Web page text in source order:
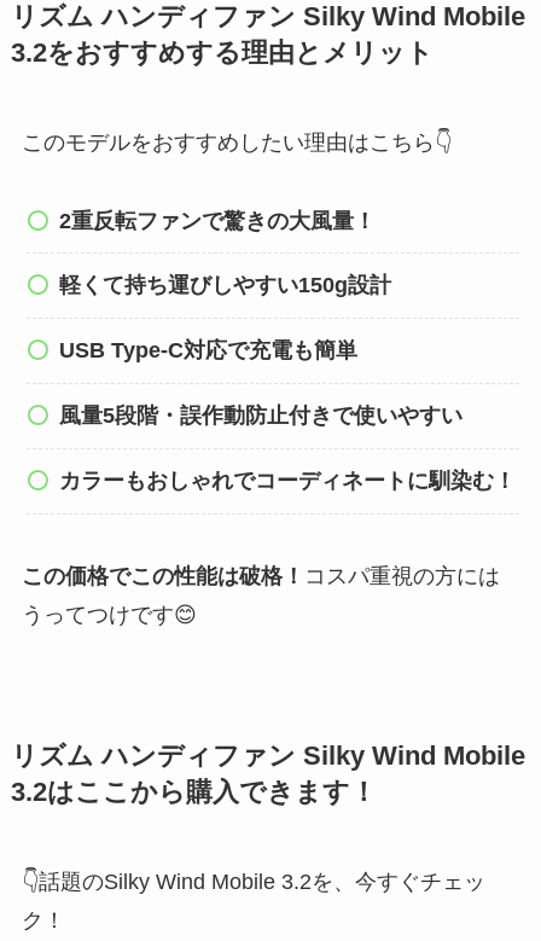
リズム ハンディファン Silky Wind Mobile
3.2をおすすめする理由とメリット
このモデルをおすすめしたい理由はこちら👇
2重反転ファンで驚きの大風量！
軽くて持ち運びしやすい150g設計
USB Type-C対応で充電も簡単
風量5段階・誤作動防止付きで使いやすい
カラーもおしゃれでコーディネートに馴染む！
この価格でこの性能は破格！ コスパ重視の方には
うってつけです😊
リズム ハンディファン Silky Wind Mobile
3.2はここから購入できます！
👇話題のSilky Wind Mobile 3.2を、今すぐチェッ
ク！